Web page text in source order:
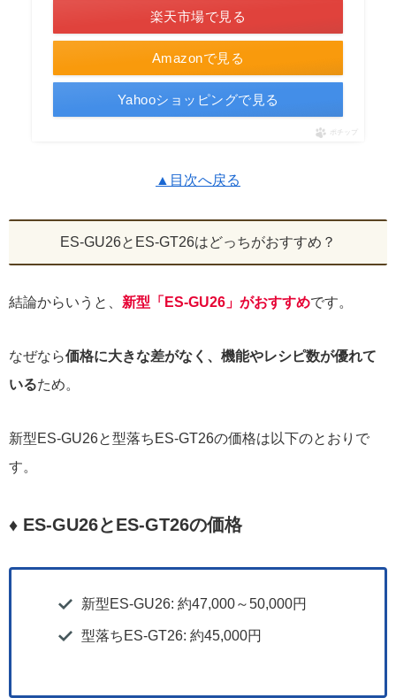
Amazonで見る
楽天市場で見る
Yahooショッピングで見る
ポチップ
▲目次へ戻る
ES-GU26とES-GT26はどっちがおすすめ？
結論からいうと、 新型「ES-GU26」がおすすめです。
なぜなら価格に大きな差がなく、機能やレシピ数が優れて
いるため。
新型ES-GU26と型落ちES-GT26の価格は以下のとおりで
す。
♦ ES-GU26とES-GT26の価格
新型ES-GU26: 約47,000～50,000円
型落ちES-GT26: 約45,000円